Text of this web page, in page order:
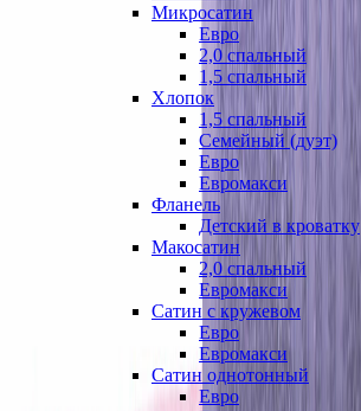
Микросатин
Евро
2,0 спальный
1,5 спальный
Хлопок
1,5 спальный
Семейный (дуэт)
Евро
Евромакси
Фланель
Детский в кроватку
Макосатин
2,0 спальный
Евромакси
Сатин с кружевом
Евро
Евромакси
Сатин однотонный
Евро